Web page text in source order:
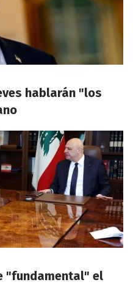
hablarán "los
"fundamental" el